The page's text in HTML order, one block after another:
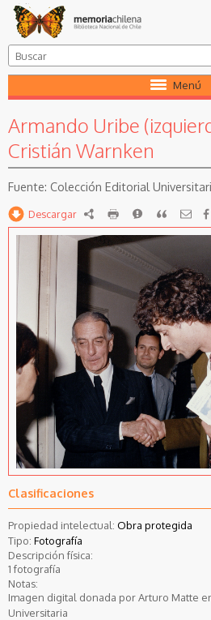
Menú
Armando Uribe
Cristián Warnken
Colección Editorial
Descargar RDF imprimirReportarCitar
Clasificaciones
Propiedad intelectual: Obra protegida
Tipo: Fotografía
Descripción física:
1 fotografía
Notas:
Imagen digital donada por Arturo Matte
Universitaria